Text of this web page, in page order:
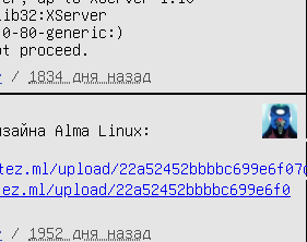
80-generic:)
/ 1834 дня назад
upload/22a52452bbbbc699e6f0
/ 1952 дня назад